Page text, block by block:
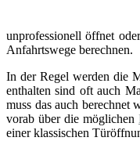
unprofessionell öffnet
Anfahrtswege berechnen.
In der Regel werden die
enthalten sind oft auch
muss das auch berechnet
vorab über die möglichen
einer klassischen